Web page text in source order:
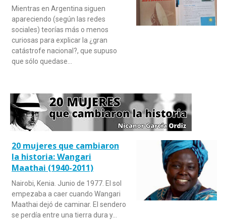
Mientras en Argentina siguen
apareciendo (según las redes
sociales) teorías más o menos
curiosas para explicar la ¿gran
catástrofe nacional?, que supuso
que sólo quedase…
20 mujeres que cambiaron
la historia: Wangari
Maathai (1940-2011)
Nairobi, Kenia. Junio de 1977. El sol
empezaba a caer cuando Wangari
Maathai dejó de caminar. El sendero
se perdía entre una tierra dura y…